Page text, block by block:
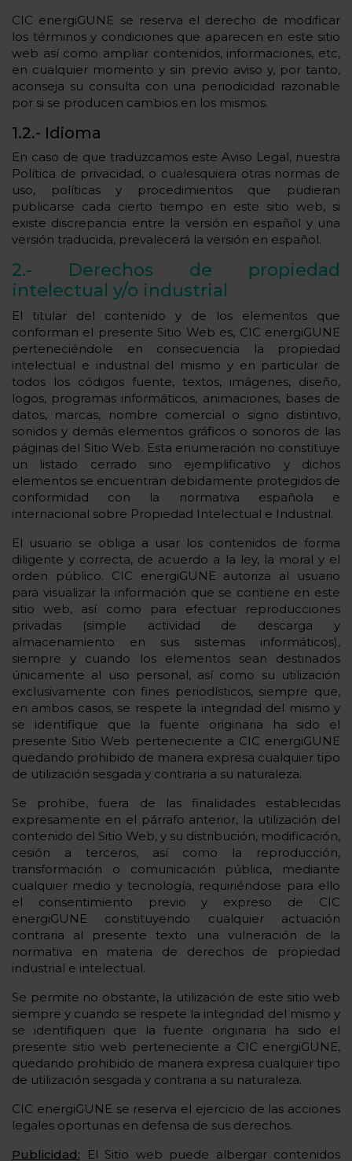
CIC energiGUNE se reserva el derecho de modificar
los términos y condiciones que aparecen en este sitio
web así como ampliar contenidos, informaciones, etc,
en cualquier momento y sin previo aviso y, por tanto,
aconseja su consulta con una periodicidad razonable
por si se producen cambios en los mismos.
1.2.- Idioma
En caso de que traduzcamos este Aviso Legal, nuestra
Política de privacidad, o cualesquiera otras normas de
uso, políticas y procedimientos que pudieran
publicarse cada cierto tiempo en este sitio web, si
existe discrepancia entre la versión en español y una
versión traducida, prevalecerá la versión en español.
2.- Derechos de propiedad
intelectual y/o industrial
El titular del contenido y de los elementos que
conforman el presente Sitio Web es, CIC energiGUNE
perteneciéndole en consecuencia la propiedad
intelectual e industrial del mismo y en particular de
todos los códigos fuente, textos, imágenes, diseño,
logos, programas informáticos, animaciones, bases de
datos, marcas, nombre comercial o signo distintivo,
sonidos y demás elementos gráficos o sonoros de las
páginas del Sitio Web. Esta enumeración no constituye
un listado cerrado sino ejemplificativo y dichos
elementos se encuentran debidamente protegidos de
conformidad con la normativa española e
internacional sobre Propiedad Intelectual e Industrial.
El usuario se obliga a usar los contenidos de forma
diligente y correcta, de acuerdo a la ley, la moral y el
orden público. CIC energiGUNE autoriza al usuario
para visualizar la información que se contiene en este
sitio web, así como para efectuar reproducciones
privadas (simple actividad de descarga y
almacenamiento en sus sistemas informáticos),
siempre y cuando los elementos sean destinados
únicamente al uso personal, así como su utilización
exclusivamente con fines periodísticos, siempre que,
en ambos casos, se respete la integridad del mismo y
se identifique que la fuente originaria ha sido el
presente Sitio Web perteneciente a CIC energiGUNE
quedando prohibido de manera expresa cualquier tipo
de utilización sesgada y contraria a su naturaleza.
Se prohíbe, fuera de las finalidades establecidas
expresamente en el párrafo anterior, la utilización del
contenido del Sitio Web, y su distribución, modificación,
cesión a terceros, así como la reproducción,
transformación o comunicación pública, mediante
cualquier medio y tecnología, requiriéndose para ello
el consentimiento previo y expreso de CIC
energiGUNE constituyendo cualquier actuación
contraria al presente texto una vulneración de la
normativa en materia de derechos de propiedad
industrial e intelectual.
Se permite no obstante, la utilización de este sitio web
siempre y cuando se respete la integridad del mismo y
se identifiquen que la fuente originaria ha sido el
presente sitio web perteneciente a CIC energiGUNE,
quedando prohibido de manera expresa cualquier tipo
de utilización sesgada y contraria a su naturaleza.
CIC energiGUNE se reserva el ejercicio de las acciones
legales oportunas en defensa de sus derechos.
Publicidad: El Sitio web puede albergar contenidos